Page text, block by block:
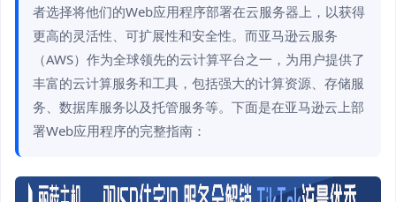
者选择将他们的Web应用程序部署在云服务器上，以获得
更高的灵活性、可扩展性和安全性。而亚马逊云服务
（AWS）作为全球领先的云计算平台之一，为用户提供了
丰富的云计算服务和工具，包括强大的计算资源、存储服
务、数据库服务以及托管服务等。下面是在亚马逊云上部
署Web应用程序的完整指南：